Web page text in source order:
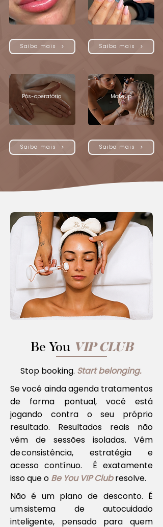
Saiba mais
Pós-operatório
Saiba mais
Saiba mais
Makeup
Saiba mais
Be You VIP CLUB
Stop booking. Start belonging.
Se você ainda agenda tratamentos
de forma pontual, você está
jogando contra o seu próprio
resultado. Resultados reais não
vêm de sessões isoladas. Vêm
de consistência, estratégia e
acesso contínuo. É exatamente
isso que o Be You VIP Clubresolve.
Não é um plano de desconto. É
um sistema de autocuidado
inteligente, pensado para quem